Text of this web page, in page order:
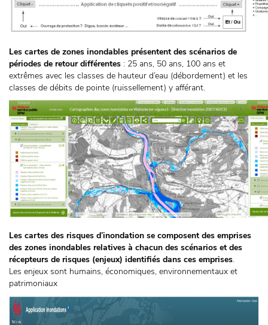
Les cartes de zones inondables présentent des scénarios de
périodes de retour différentes : 25 ans, 50 ans, 100 ans et
extrêmes avec les classes de hauteur d’eau (débordement) et les
classes de débits de pointe (ruissellement) y afférant.
Les cartes des risques d’inondation se composent des emprises
des zones inondables relatives à chacun des scénarios et des
récepteurs de risques (enjeux) identifiés dans ces emprises.
Les enjeux sont humains, économiques, environnementaux et
patrimoniaux